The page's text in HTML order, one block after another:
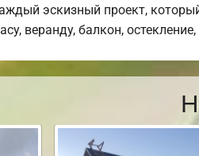
эскизный проект,
веранду, балкон,